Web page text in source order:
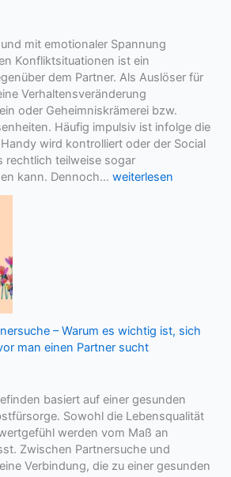
mit emotionaler Spannung
Konfliktsituationen ist ein
dem Partner. Als Auslöser für
Verhaltensveränderung
oder Geheimniskrämerei bzw.
Häufig impulsiv ist infolge die
wird kontrolliert oder der Social
rechtlich teilweise sogar
kann. Dennoch…U
r
d
t
–
e
m
weiterlesen
– Warum es wichtig ist, sich
man einen Partner sucht
basiert auf einer gesunden
Sowohl die Lebensqualität
werden vom Maß an
Zwischen Partnersuche und
Verbindung, die zu einer gesunden